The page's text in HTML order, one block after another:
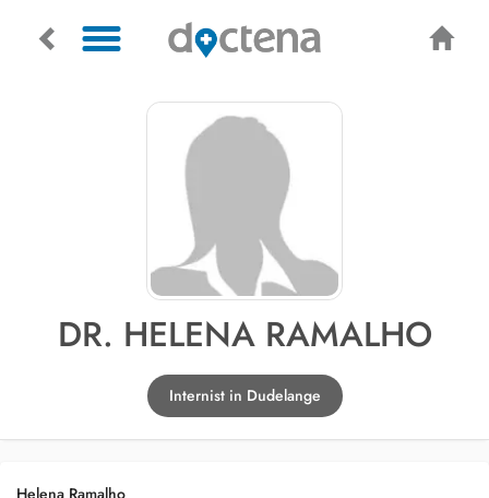
DR. HELENA RAMALHO
Internist in Dudelange
Helena Ramalho